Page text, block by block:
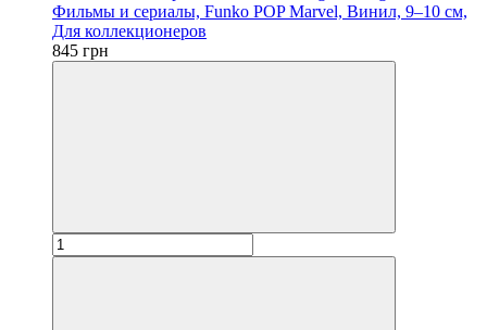
Фильмы и сериалы, Funko POP Marvel, Винил, 9–10 см,
Для коллекционеров
845 грн